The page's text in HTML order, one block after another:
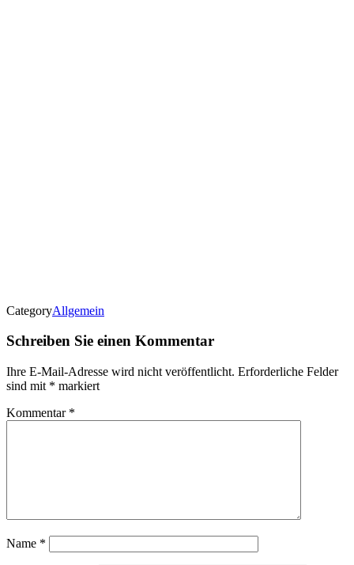
CategoryAllgemein
Schreiben Sie einen Kommentar
Ihre E-Mail-Adresse wird nicht veröffentlicht. Erforderliche Felder
sind mit * markiert
Kommentar *
Name *